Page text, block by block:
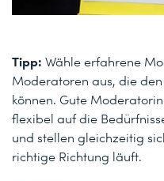
Tipp: Wähle erfahrene
Moderatoren aus, die
können. Gute
flexibel auf die
und stellen gleichzeitig
richtige Richtung läuft.